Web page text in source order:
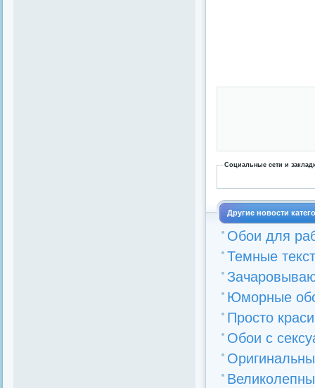
Социальные сети и
Другие новости
Обои для
Темные
Юморные
Просто
Обои с